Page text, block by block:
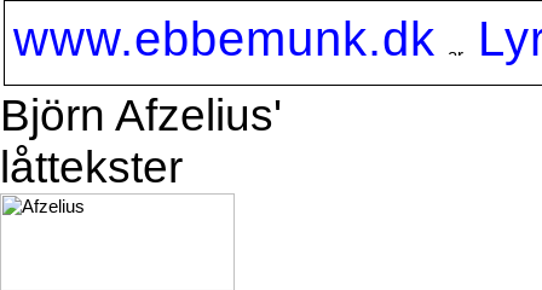
www.ebbemunk.dk
Björn Afzelius'
låttekster